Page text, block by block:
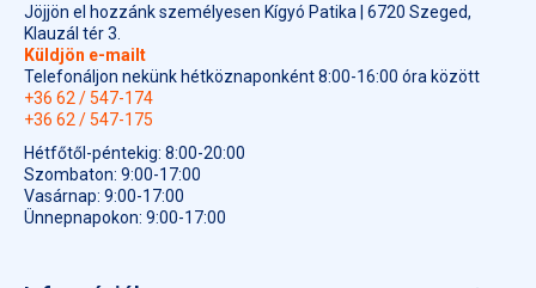
Jöjjön el hozzánk személyesen Kígyó Patika | 6720 Szeged,
Klauzál tér 3.
Küldjön e-mailt
Telefonáljon nekünk hétköznaponként 8:00-16:00 óra között
+36 62 / 547-174
+36 62 / 547-175
Hétfőtől-péntekig: 8:00-20:00
Szombaton: 9:00-17:00
Vasárnap: 9:00-17:00
Ünnepnapokon: 9:00-17:00